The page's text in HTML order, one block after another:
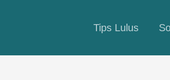
Tips Lulus